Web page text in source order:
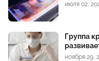
июля 02,
Группа
ноября 29,